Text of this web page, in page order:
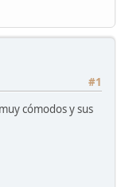
#1
cómodos y sus